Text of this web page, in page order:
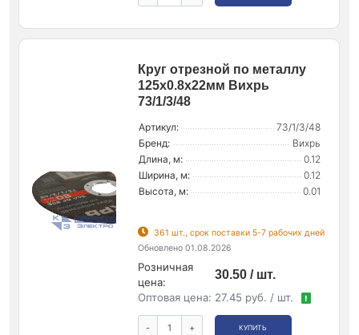
Круг отрезной по металлу
125х0.8х22мм Вихрь
73/1/3/48
Артикул:
73/1/3/48
Бренд:
Вихрь
Длина, м:
0.12
Ширина, м:
0.12
Высота, м:
0.01
361 шт., срок поставки 5-7 рабочих дней
Обновлено 01.08.2026
Розничная
цена:
30.50 / шт.
Оптовая цена: 27.45 руб. / шт. !
- + КУПИТЬ